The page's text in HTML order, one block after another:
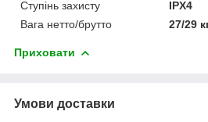
Ступінь захисту
IPX4
Вага нетто/брутто
27/29
Приховати
Умови доставки